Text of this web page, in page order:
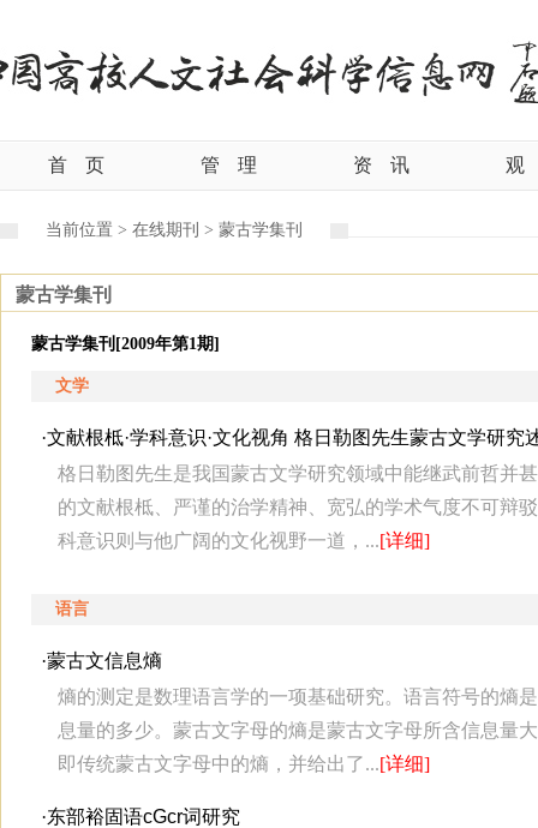
首 页 管 理 资 讯 观
当前位置 > 在线期刊 > 蒙古学集刊
蒙古学集刊
蒙古学集刊[2009年第1期]
文学
·文献根柢·学科意识·文化视角 格日勒图先生蒙古文学研究
格日勒图先生是我国蒙古文学研究领域中能继武前哲并
的文献根柢、严谨的治学精神、宽弘的学术气度不可辩
科意识则与他广阔的文化视野一道，...[详细]
语言
·蒙古文信息熵
熵的测定是数理语言学的一项基础研究。语言符号的熵
息量的多少。蒙古文字母的熵是蒙古文字母所含信息量
即传统蒙古文字母中的熵，并给出了...[详细]
·东部裕固语cGcr词研究